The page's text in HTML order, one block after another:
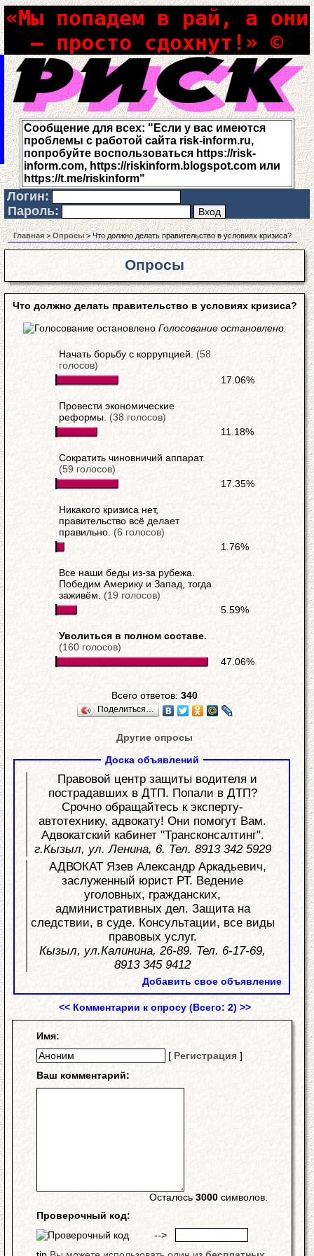
«Мы попадем в рай, а они
– просто сдохнут!» ©
Сообщение для всех: "Если у вас имеются
проблемы с работой сайта risk-inform.ru,
попробуйте воспользоваться https://risk-
inform.com, https://riskinform.blogspot.com или
https://t.me/riskinform"
Логин:
Пароль:
Главная>Опросы> Что должно делать правительство в условиях кризиса?
Опросы
Что должно делать правительство в условиях кризиса?
Голосование остановлено.
Начать борьбу с коррупцией. (58
голосов)
17.06%
Провести экономические
реформы. (38 голосов)
11.18%
Cократить чиновничий аппарат.
(59 голосов)
17.35%
Никакого кризиса нет,
правительство всё делает
правильно. (6 голосов)
1.76%
Все наши беды из-за рубежа.
Победим Америку и Запад, тогда
заживём. (19 голосов)
5.59%
Уволиться в полном составе.
(160 голосов)
47.06%
Всего ответов: 340
Поделиться…
Другие опросы
Доска объявлений
Правовой центр защиты водителя и
пострадавших в ДТП. Попали в ДТП?
Срочно обращайтесь к эксперту-
автотехнику, адвокату! Они помогут Вам.
Адвокатский кабинет "Трансконсалтинг".
г.Кызыл, ул. Ленина, 6. Тел. 8913 342 5929
АДВОКАТ Язев Александр Аркадьевич,
заслуженный юрист РТ. Ведение
уголовных, гражданских,
административных дел. Защита на
следствии, в суде. Консультации, все виды
правовых услуг.
Кызыл, ул.Калинина, 26-89. Тел. 6-17-69,
8913 345 9412
Добавить свое объявление
<< Комментарии к опросу (Всего: 2) >>
Имя:
[ Регистрация ]
Ваш комментарий:
Осталось 3000 символов.
Проверочный код:
-->